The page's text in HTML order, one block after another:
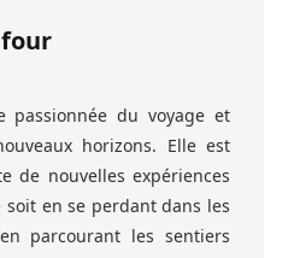
passionnée du voyage et
horizons. Elle est
de nouvelles expériences
en se perdant dans les
parcourant les sentiers